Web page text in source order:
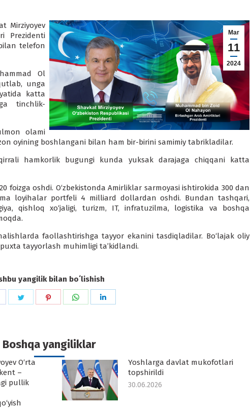
Mar
11
2024
Mirziyoyev
Prezidenti
telefon
Ol
unga
katta
tinchlik-
olami
oyining boshlangani bilan ham bir-birini samimiy tabrikladilar.
qirrali hamkorlik bugungi kunda yuksak darajaga chiqqani katta
foizga oshdi. O‘zbekistonda Amirliklar sarmoyasi ishtirokida 300 dan
loyihalar portfeli 4 milliard dollardan oshdi. Bundan tashqari,
qishloq xo‘jaligi, turizm, IT, infratuzilma, logistika va boshqa
faollashtirishga tayyor ekanini tasdiqladilar. Bo‘lajak oliy
tayyorlash muhimligi ta’kidlandi.
yangilik bilan boʻlishish
Share
Share
Share
Share
Boshqa yangiliklar
O‘rta
–
pullik
Yoshlarga davlat mukofotlari
topshirildi
30.06.2026